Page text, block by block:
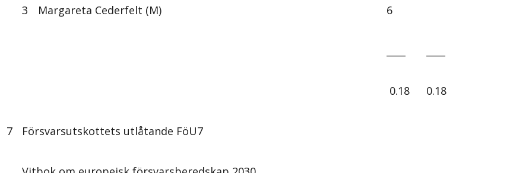
3 Margareta Cederfelt (M) 6
0.18 0.18
7 Försvarsutskottets utlåtande FöU7